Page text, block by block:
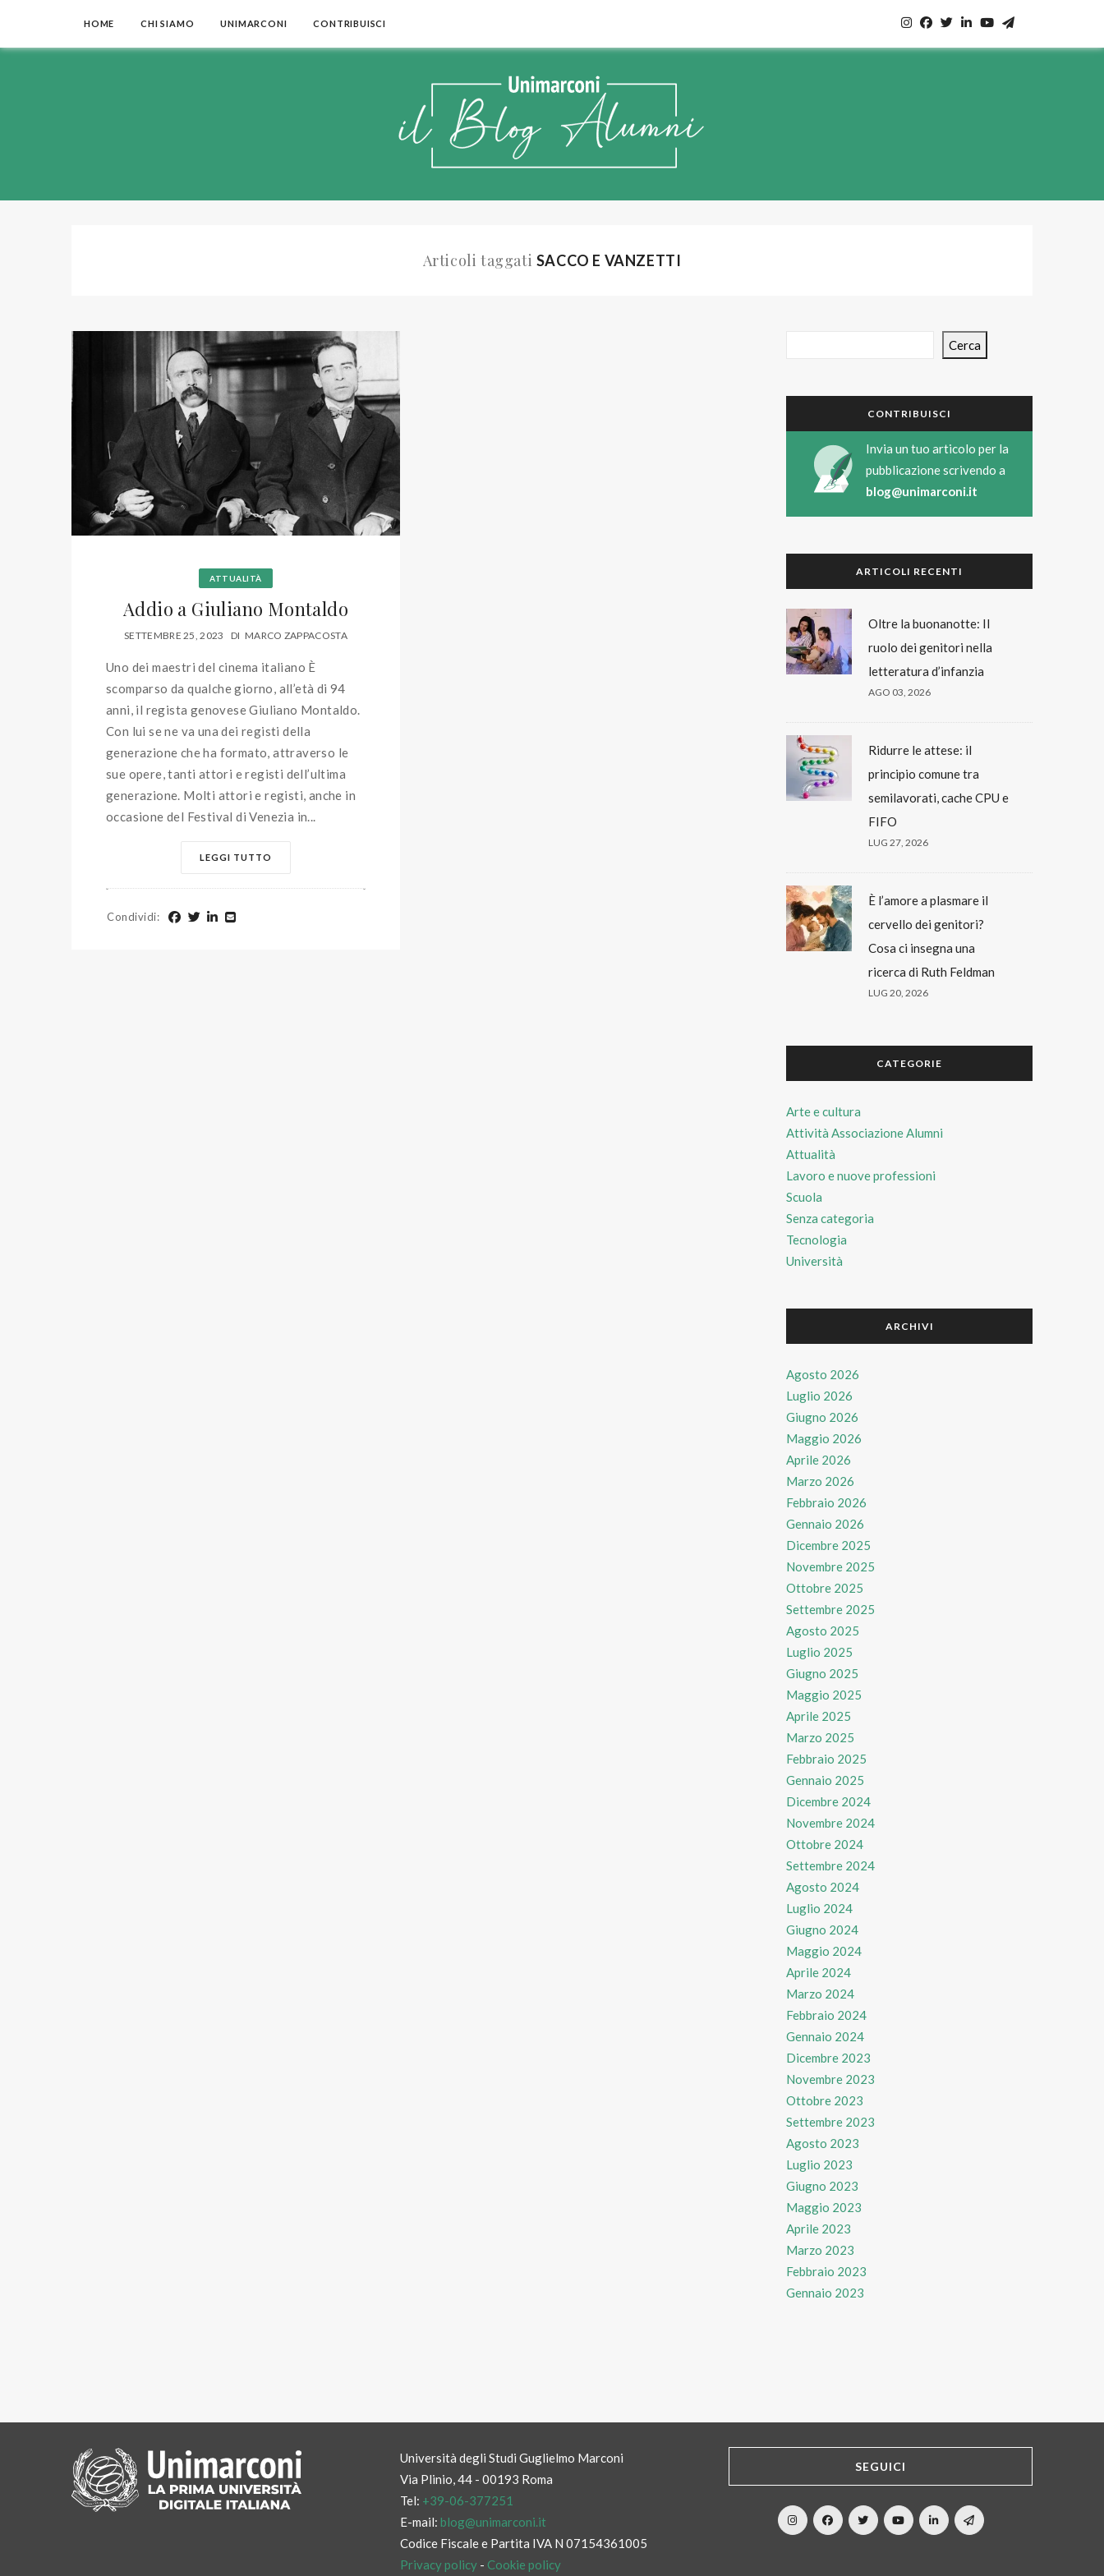
HOME CHI SIAMO UNIMARCONI CONTRIBUISCI
Articoli taggati SACCO E VANZETTI
ATTUALITÀ
Addio a Giuliano Montaldo
SETTEMBRE 25, 2023 DI MARCO ZAPPACOSTA
Uno dei maestri del cinema italiano È
scomparso da qualche giorno, all’età di 94
anni, il regista genovese Giuliano Montaldo.
Con lui se ne va una dei registi della
generazione che ha formato, attraverso le
sue opere, tanti attori e registi dell’ultima
generazione. Molti attori e registi, anche in
occasione del Festival di Venezia in...
LEGGI TUTTO
Condividi:
Cerca
CONTRIBUISCI
Invia un tuo articolo per la
pubblicazione scrivendo a
blog@unimarconi.it
ARTICOLI RECENTI
Oltre la buonanotte: Il
ruolo dei genitori nella
letteratura d’infanzia
AGO 03, 2026
Ridurre le attese: il
principio comune tra
semilavorati, cache CPU e
FIFO
LUG 27, 2026
È l’amore a plasmare il
cervello dei genitori?
Cosa ci insegna una
ricerca di Ruth Feldman
LUG 20, 2026
CATEGORIE
Arte e cultura
Attività Associazione Alumni
Attualità
Lavoro e nuove professioni
Scuola
Senza categoria
Tecnologia
Università
ARCHIVI
Agosto 2026
Luglio 2026
Giugno 2026
Maggio 2026
Aprile 2026
Marzo 2026
Febbraio 2026
Gennaio 2026
Dicembre 2025
Novembre 2025
Ottobre 2025
Settembre 2025
Agosto 2025
Luglio 2025
Giugno 2025
Maggio 2025
Aprile 2025
Marzo 2025
Febbraio 2025
Gennaio 2025
Dicembre 2024
Novembre 2024
Ottobre 2024
Settembre 2024
Agosto 2024
Luglio 2024
Giugno 2024
Maggio 2024
Aprile 2024
Marzo 2024
Febbraio 2024
Gennaio 2024
Dicembre 2023
Novembre 2023
Ottobre 2023
Settembre 2023
Agosto 2023
Luglio 2023
Giugno 2023
Maggio 2023
Aprile 2023
Marzo 2023
Febbraio 2023
Gennaio 2023
Università degli Studi Guglielmo Marconi
Via Plinio, 44 - 00193 Roma
Tel: +39-06-377251
E-mail: blog@unimarconi.it
Codice Fiscale e Partita IVA N 07154361005
Privacy policy - Cookie policy
SEGUICI